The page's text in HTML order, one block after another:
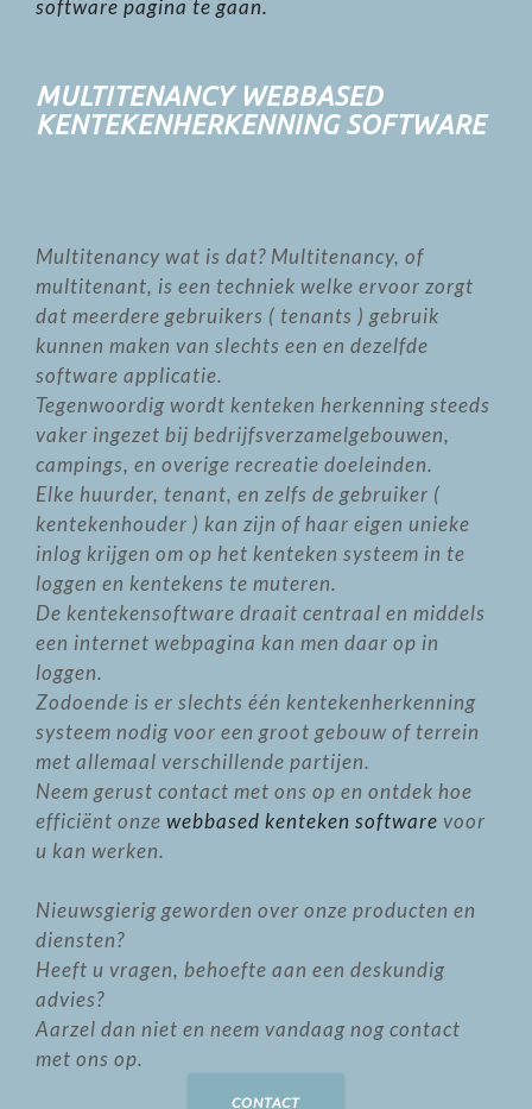
software pagina te gaan.
MULTITENANCY WEBBASED
KENTEKENHERKENNING SOFTWARE
Multitenancy wat is dat? Multitenancy, of
multitenant, is een techniek welke ervoor zorgt
dat meerdere gebruikers ( tenants ) gebruik
kunnen maken van slechts een en dezelfde
software applicatie.
Tegenwoordig wordt kenteken herkenning steeds
vaker ingezet bij bedrijfsverzamelgebouwen,
campings, en overige recreatie doeleinden.
Elke huurder, tenant, en zelfs de gebruiker (
kentekenhouder ) kan zijn of haar eigen unieke
inlog krijgen om op het kenteken systeem in te
loggen en kentekens te muteren.
De kentekensoftware draait centraal en middels
een internet webpagina kan men daar op in
loggen.
Zodoende is er slechts één kentekenherkenning
systeem nodig voor een groot gebouw of terrein
met allemaal verschillende partijen.
Neem gerust contact met ons op en ontdek hoe
efficiënt onze webbased kenteken software voor
u kan werken.
Nieuwsgierig geworden over onze producten en
diensten?
Heeft u vragen, behoefte aan een deskundig
advies?
Aarzel dan niet en neem vandaag nog contact
met ons op.
CONTACT